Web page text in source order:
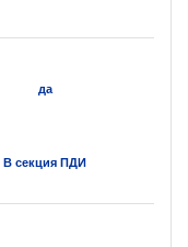
да
В секция ПДИ